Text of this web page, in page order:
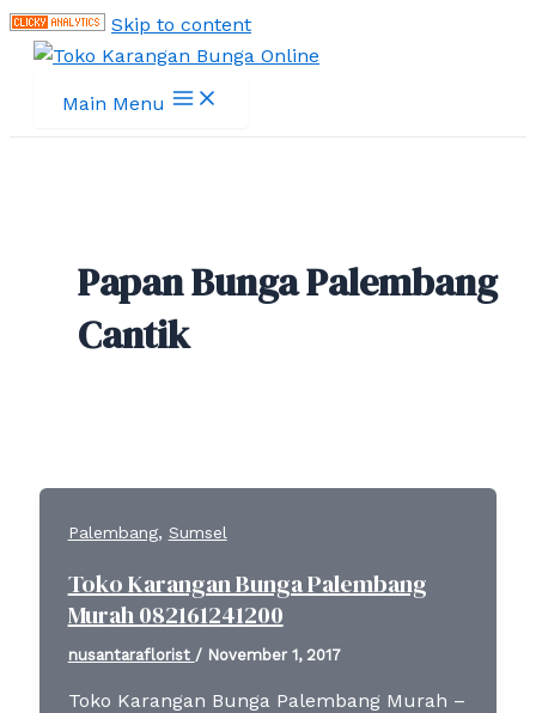
Skip to content
Main Menu
Papan Bunga Palembang
Cantik
Palembang, Sumsel
Toko Karangan Bunga Palembang
Murah 082161241200
nusantaraflorist / November 1, 2017
Toko Karangan Bunga Palembang Murah –